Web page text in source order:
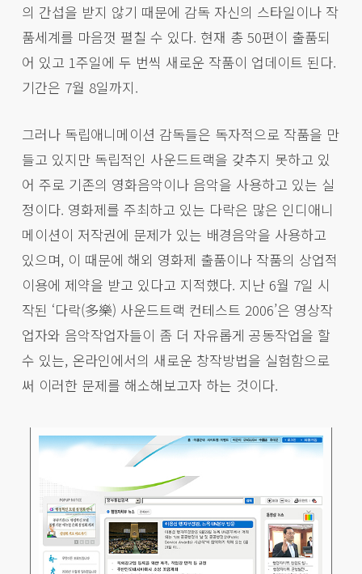
의 간섭을 받지 않기 때문에 감독 자신의 스타일이나 작
품세계를 마음껏 펼칠 수 있다. 현재 총 50편이 출품되
어 있고 1주일에 두 번씩 새로운 작품이 업데이트 된다.
기간은 7월 8일까지.
그러나 독립애니메이션 감독들은 독자적으로 작품을 만
들고 있지만 독립적인 사운드트랙을 갖추지 못하고 있
어 주로 기존의 영화음악이나 음악을 사용하고 있는 실
정이다. 영화제를 주최하고 있는 다락은 많은 인디애니
메이션이 저작권에 문제가 있는 배경음악을 사용하고
있으며, 이 때문에 해외 영화제 출품이나 작품의 상업적
이용에 제약을 받고 있다고 지적했다. 지난 6월 7일 시
작된 ‘다락(多樂) 사운드트랙 컨테스트 2006’은 영상작
업자와 음악작업자들이 좀 더 자유롭게 공동작업을 할
수 있는, 온라인에서의 새로운 창작방법을 실험함으로
써 이러한 문제를 해소해보고자 하는 것이다.